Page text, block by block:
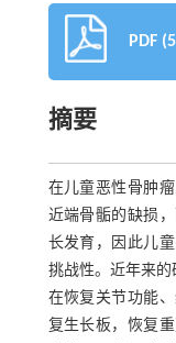
PDF
摘要
在儿童恶性骨肿
近端骨骺的缺损
长发育，因此儿
挑战性。近年来的
在恢复关节功能
复生长板，恢复